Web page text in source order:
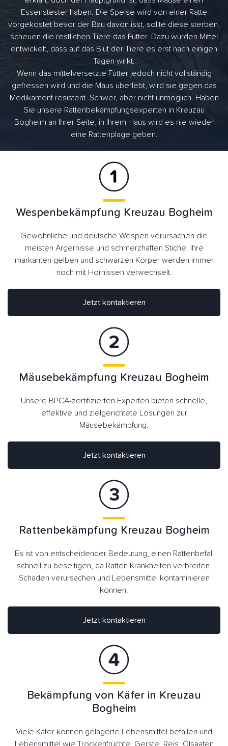
Essenstester haben. Die Speise wird von einer Ratte
vorgekostet bevor der Bau davon isst, sollte diese sterben,
scheuen die restlichen Tiere das Futter. Dazu wurden Mittel
entwickelt, dass auf das Blut der Tiere es erst nach einigen
Tagen wirkt.
Wenn das mittelversetzte Futter jedoch nicht vollständig
gefressen wird und die Maus überlebt, wird sie gegen das
Medikament resistent. Schwer, aber nicht unmöglich. Haben
Sie unsere Rattenbekämpfungsexperten in Kreuzau
Bogheim an Ihrer Seite, in Ihrem Haus wird es nie wieder
eine Rattenplage geben.
Wespenbekämpfung Kreuzau Bogheim
Gewöhnliche und deutsche Wespen verursachen die
meisten Ärgernisse und schmerzhaften Stiche. Ihre
markanten gelben und schwarzen Körper werden immer
noch mit Hornissen verwechselt.
Jetzt kontaktieren
Jetzt kontaktieren
Mäusebekämpfung Kreuzau Bogheim
Unsere BPCA-zertifizierten Experten bieten schnelle,
effektive und zielgerichtete Lösungen zur
Mäusebekämpfung.
Rattenbekämpfung Kreuzau Bogheim
Es ist von entscheidender Bedeutung, einen Rattenbefall
schnell zu beseitigen, da Ratten Krankheiten verbreiten,
Schäden verursachen und Lebensmittel kontaminieren
können.
Jetzt kontaktieren
Bekämpfung von Käfer in Kreuzau
Bogheim
Viele Käfer können gelagerte Lebensmittel befallen und
Lebensmittel wie Trockenfrüchte, Gerste, Reis, Ölsaaten